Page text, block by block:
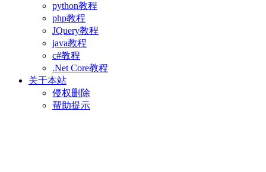
python教程
php教程
JQuery教程
java教程
c#教程
.Net Core教程
关于本站
侵权删除
帮助提示